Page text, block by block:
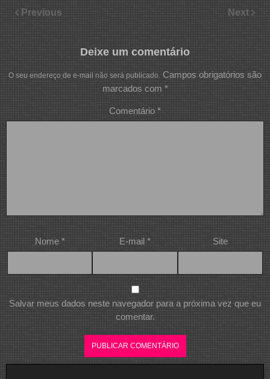
Previous Next
Deixe um comentário
O seu endereço de e-mail não será publicado. Campos obrigatórios são
marcados com *
Comentário *
Nome * E-mail * Site
Salvar meus dados neste navegador para a próxima vez que eu
comentar.